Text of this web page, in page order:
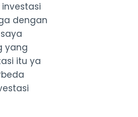
dengan
yang
itu ya